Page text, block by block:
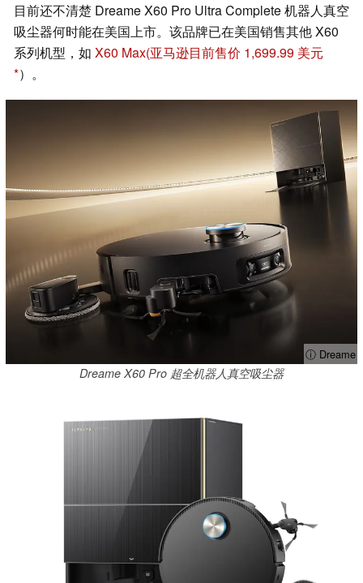
目前还不清楚 Dreame X60 Pro Ultra Complete 机器人真空
吸尘器何时能在美国上市。该品牌已在美国销售其他 X60
系列机型，如 X60 Max(亚马逊目前售价 1,699.99 美元
）。
ⓘ Dreame
Dreame X60 Pro 超全机器人真空吸尘器